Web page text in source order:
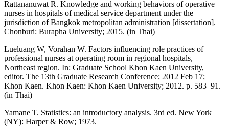
Rattananuwat R. Knowledge and working behaviors of operative
nurses in hospitals of medical service department under the
jurisdiction of Bangkok metropolitan administration [dissertation].
Chonburi: Burapha University; 2015. (in Thai)
Lueluang W, Vorahan W. Factors influencing role practices of
professional nurses at operating room in regional hospitals,
Northeast region. In: Graduate School Khon Kaen University,
editor. The 13th Graduate Research Conference; 2012 Feb 17;
Khon Kaen. Khon Kaen: Khon Kaen University; 2012. p. 583–91.
(in Thai)
Yamane T. Statistics: an introductory analysis. 3rd ed. New York
(NY): Harper & Row; 1973.